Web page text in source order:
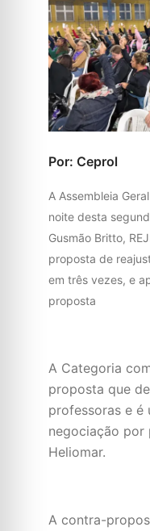
Por: Ceprol
A Assembleia
noite desta
Gusmão Britto,
proposta de
em três vezes, e
proposta
A Categoria
proposta que
professoras e é
negociação
Heliomar.
A contra-